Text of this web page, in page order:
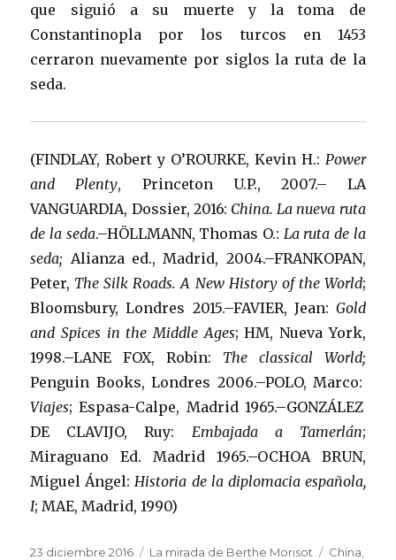
que siguió a su muerte y la toma de
Constantinopla por los turcos en 1453
cerraron nuevamente por siglos la ruta de la
seda.
(FINDLAY, Robert y O’ROURKE, Kevin H.: Power
and Plenty, Princeton U.P., 2007.– LA
VANGUARDIA, Dossier, 2016: China. La nueva ruta
de la seda.–HÖLLMANN, Thomas O.: La ruta de la
seda; Alianza ed., Madrid, 2004.–FRANKOPAN,
Peter, The Silk Roads. A New History of the World;
Bloomsbury, Londres 2015.–FAVIER, Jean: Gold
and Spices in the Middle Ages; HM, Nueva York,
1998.–LANE FOX, Robin: The classical World;
Penguin Books, Londres 2006.–POLO, Marco:
Viajes; Espasa-Calpe, Madrid 1965.–GONZÁLEZ
DE CLAVIJO, Ruy: Embajada a Tamerlán;
Miraguano Ed. Madrid 1965.–OCHOA BRUN,
Miguel Ángel: Historia de la diplomacia española,
I; MAE, Madrid, 1990)
Publicado
23 diciembre 2016 Categorías
La mirada de Berthe Morisot Etiquetas
China,